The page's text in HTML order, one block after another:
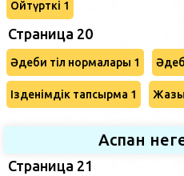
Ойтүрткі 1
Страница 20
Әдеби тіл нормалары 1
Ізденімдік тапсырма 1
Аспан
Страница 21